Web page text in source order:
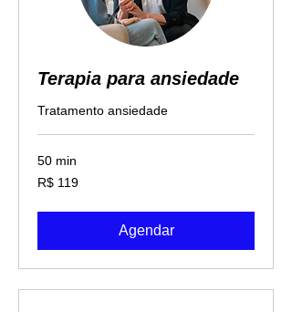
Terapia para ansiedade
Tratamento ansiedade
50 min
119
Reais
R$ 119
Agendar